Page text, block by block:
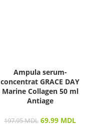
Ampula serum-
concentrat GRACE DAY
Marine Collagen 50 ml
Antiage
197.95MDL 69.99 MDL